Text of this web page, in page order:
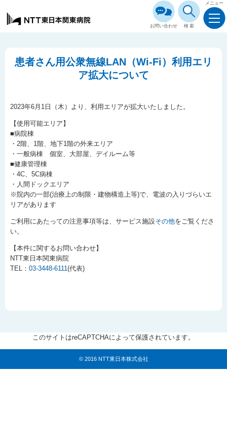
お問い合わせ 検索
メニュー
患者さん用公衆無線LAN（Wi-Fi）利用エリ
ア拡大について
2023年6月1日（木）より、利用エリアが拡大いたしました。
【使用可能エリア】
■病院棟
・2階、1階、地下1階の外来エリア
・一般病棟 個室、大部屋、デイルーム等
■健康管理棟
・4C、5C病棟
・人間ドックエリア
※院内の一部(治療上の制限・建物構造上等)で、電波の入りづらいエ
リアがあります
ご利用にあたっての注意事項等は、サービス施設その他をご覧くださ
い。
【本件に関するお問い合わせ】
NTT東日本関東病院
TEL： 03-3448-6111(代表)
このサイトはreCAPTCHAによって保護されています。
© 2016 NTT東日本株式会社